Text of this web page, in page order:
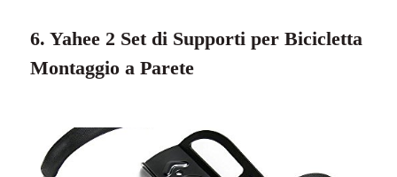
6. Yahee 2 Set di Supporti per Bicicletta
Montaggio a Parete